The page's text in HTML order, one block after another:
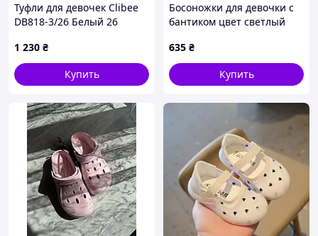
Туфли для девочек Clibee
DB818-3/26 Белый 26
1 230 ₴
Купить
Босоножки для девочки с
бантиком цвет светлый
15
635 ₴
Купить